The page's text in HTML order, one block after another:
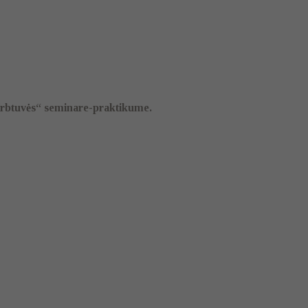
seminare-praktikume.